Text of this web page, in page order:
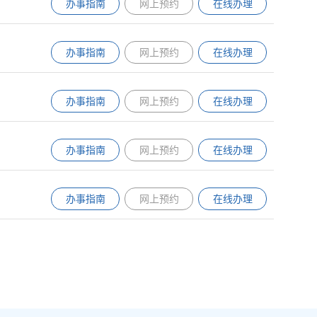
办事指南 网上预约 在线办理
办事指南 网上预约 在线办理
办事指南 网上预约 在线办理
办事指南 网上预约 在线办理
办事指南 网上预约 在线办理